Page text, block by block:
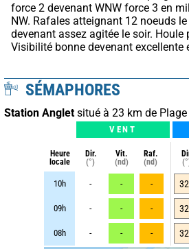
force 2 devenant WNW force 3 en
NW. Rafales atteignant 12 noeuds
devenant assez agitée le soir. Houle
Visibilité bonne devenant excellente
SÉMAPHORES
Station Anglet situé à 23 km de
VENT
Heure
locale
Dir.
(°)
Vit.
(nd)
Raf.
(nd)
10h - - -
09h - - -
08h - - -